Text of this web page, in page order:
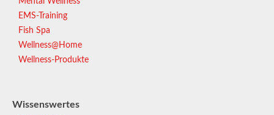
EMS-Training
Fish Spa
Wellness@Home
Wellness-Produkte
Wissenswertes